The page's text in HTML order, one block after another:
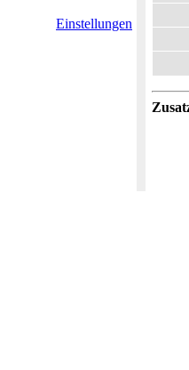
Einstellungen